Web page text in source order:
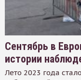
Сентябрь в
истории
Лето 2023 года